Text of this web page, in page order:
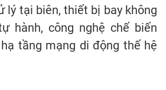
lý tại biên, thiết bị bay không
hành, công nghệ chế biến
tầng mạng di động thế hệ